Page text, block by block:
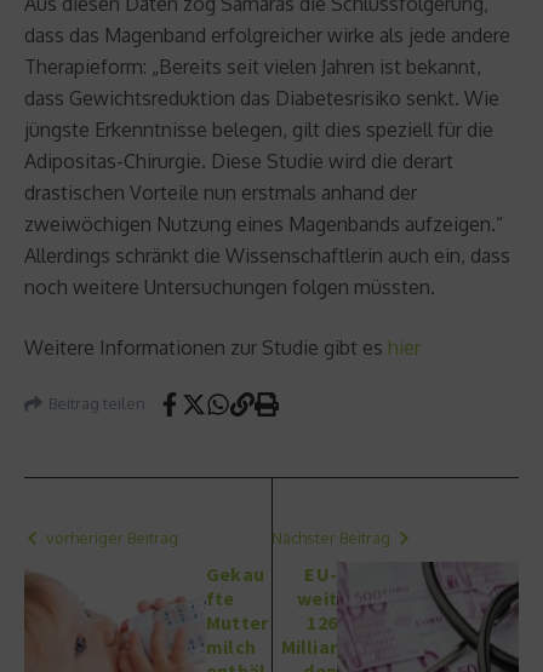
dass das Magenband erfolgreicher wirke als jede andere
Therapieform: „Bereits seit vielen Jahren ist bekannt,
dass Gewichtsreduktion das Diabetesrisiko senkt. Wie
jüngste Erkenntnisse belegen, gilt dies speziell für die
Adipositas-Chirurgie. Diese Studie wird die derart
drastischen Vorteile nun erstmals anhand der
zweiwöchigen Nutzung eines Magenbands aufzeigen.“
Allerdings schränkt die Wissenschaftlerin auch ein, dass
noch weitere Untersuchungen folgen müssten.
Weitere Informationen zur Studie gibt es hier
Beitrag teilen
vorheriger Beitrag
Gekau
fte
Mutter
milch
Nächster Beitrag
EU-
weit
126
Milliar